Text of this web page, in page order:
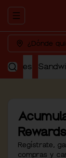
Abrir menu
¿Dónde
Rewards
Regístrate,
compras y